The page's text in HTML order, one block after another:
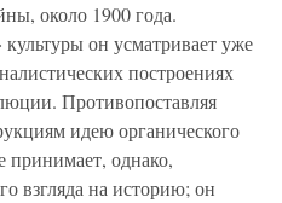
около 1900 года.
он усматривает уже
построениях
Противопоставляя
идею органического
принимает, однако,
взгляда на историю; он